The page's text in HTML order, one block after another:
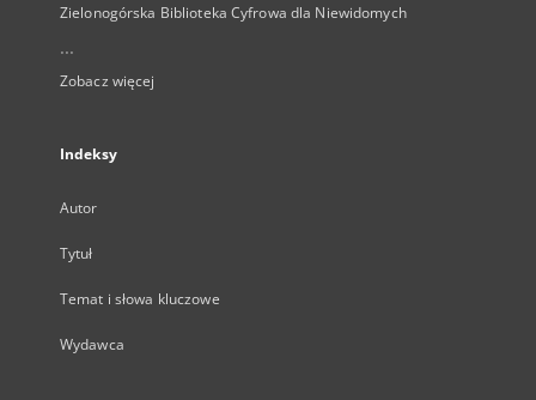
Zielonogórska Biblioteka Cyfrowa dla Niewidomych
...
Zobacz więcej
Indeksy
Autor
Tytuł
Temat i słowa kluczowe
Wydawca